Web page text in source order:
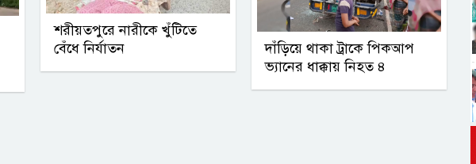
শরীয়তপুরে নারীকে খুঁটিতে
বেঁধে নির্যাতন
দাঁড়িয়ে থাকা ট্রাকে পিকআপ
ভ্যানের ধাক্কায় নিহত ৪